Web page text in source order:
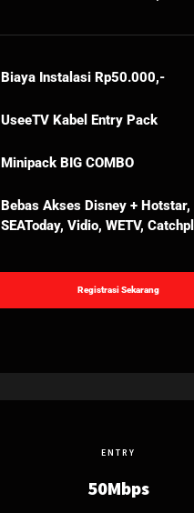
Biaya Instalasi Rp50.000,-
UseeTV Kabel Entry Pack
Minipack BIG COMBO
Bebas Akses Disney + Hotstar,
SEAToday, Vidio, WETV,
Registrasi Sekarang
ENTRY
50Mbps